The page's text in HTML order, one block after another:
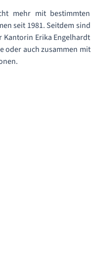
mehr mit bestimmten
seit 1981. Seitdem sind
Erika Engelhardt
oder auch zusammen mit